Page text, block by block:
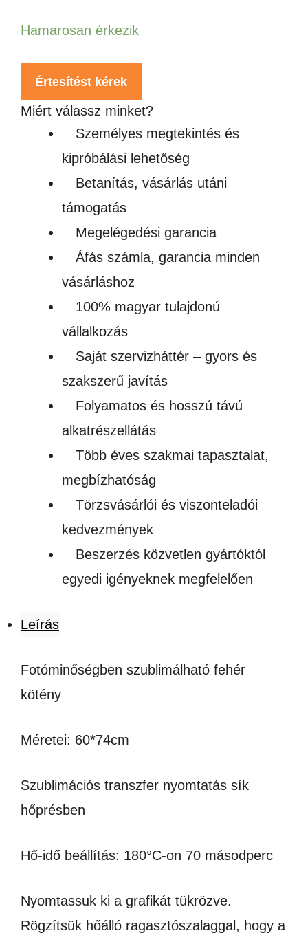
Hamarosan érkezik
Értesítést kérek
Miért válassz minket?
Személyes megtekintés és
kipróbálási lehetőség
Betanítás, vásárlás utáni
támogatás
Megelégedési garancia
Áfás számla, garancia minden
vásárláshoz
100% magyar tulajdonú
vállalkozás
Saját szervizháttér – gyors és
szakszerű javítás
Folyamatos és hosszú távú
alkatrészellátás
Több éves szakmai tapasztalat,
megbízhatóság
Törzsvásárlói és viszonteladói
kedvezmények
Beszerzés közvetlen gyártóktól
egyedi igényeknek megfelelően
Leírás
Fotóminőségben szublimálható fehér
kötény
Méretei: 60*74cm
Szublimációs transzfer nyomtatás sík
hőprésben
Hő-idő beállítás: 180°C-on 70 másodperc
Nyomtassuk ki a grafikát tükrözve.
Rögzítsük hőálló ragasztószalaggal, hogy a